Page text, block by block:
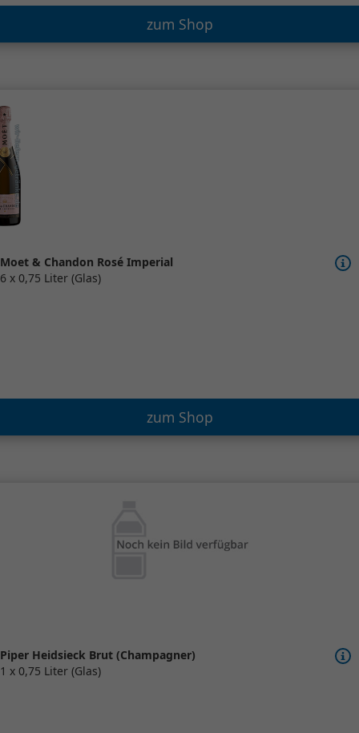
zum Shop
Moet & Chandon Rosé Imperial
6 x 0,75 Liter (Glas)
zum Shop
Piper Heidsieck Brut (Champagner)
1 x 0,75 Liter (Glas)